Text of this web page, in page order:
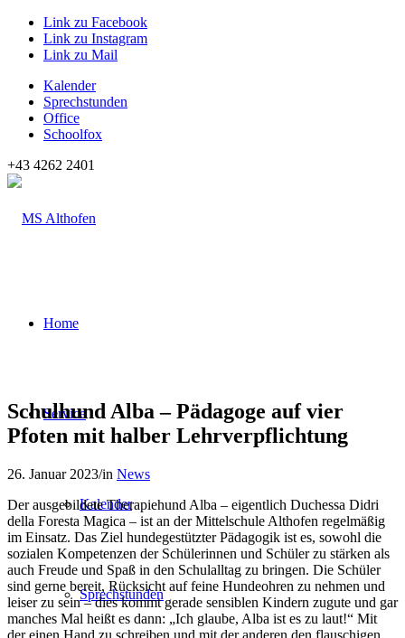
Link zu Facebook
Link zu Instagram
Link zu Mail
Kalender
Sprechstunden
Office
Schoolfox
+43 4262 2401
Home
Service
Kalender
Sprechstunden
Schulhund Alba – Pädagoge auf vier
Pfoten mit halber Lehrverpflichtung
26. Januar 2023/in News
Der ausgebildete Therapiehund Alba – eigentlich Duchessa Didri
della Foresta Magica – ist an der Mittelschule Althofen regelmäßig
im Einsatz. Das Ziel hundegestützter Pädagogik ist es, sowohl die
sozialen Kompetenzen der Schülerinnen und Schüler zu stärken als
auch Freude und Spaß in den Schulalltag zu bringen. Die Schüler
sind gerne bereit, Rücksicht auf feine Hundeohren zu nehmen und
leiser zu sein – dies kommt gerade sensiblen Kindern zugute und gar
manches Mal heißt es dann: „Ich glaube, Alba ist es zu laut!“ Mit
der einen Hand zu schreiben und mit der anderen den flauschigen